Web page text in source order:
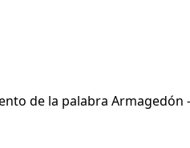
de la palabra
y final atentado